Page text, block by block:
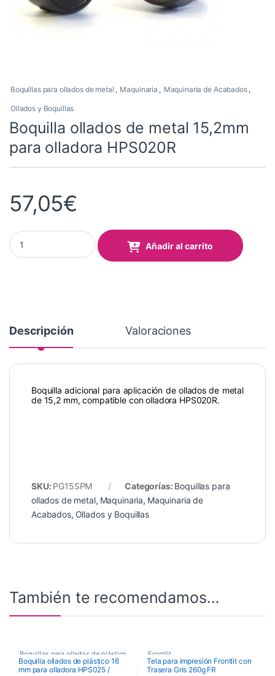
Boquillas para ollados de metal , Maquinaria , Maquinaria de Acabados ,
Ollados y Boquillas
Boquilla ollados de metal 15,2mm
para olladora HPS020R
57,05€
Boquilla ollados de metal 15,2mm para olladora HPS020R
Añadir al carrito
Descripción Valoraciones
Boquilla adicional para aplicación de ollados de metal
de 15,2 mm, compatible con olladora HPS020R.
SKU: PG15SPM Categorías: Boquillas para
ollados de metal, Maquinaria, Maquinaria de
Acabados, Ollados y Boquillas
También te recomendamos…
Boquillas para ollados de plástico
,Maquinaria,
Boquilla ollados de plástico 16
mm para olladora HPS025 /
Frontlit
Telas Para Ecosolventes, Látex y
Tela para impresión Frontlit con
Trasera Gris 260g FR